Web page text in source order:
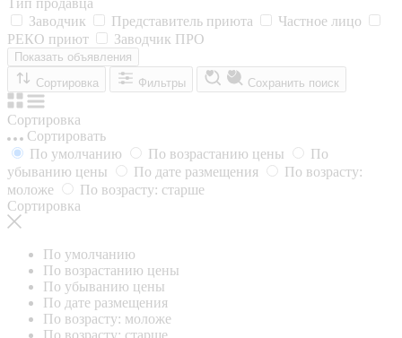
Заводчик
Представитель приюта
Частное лицо
РЕКО приют
Заводчик ПРО
Показать объявления
Сортировка
Фильтры Сохранить поиск
Сортировка
Сортировать
По умолчанию
По возрастанию цены
По
убыванию цены
По дате размещения
По возрасту:
моложе
По возрасту: старше
Сортировка
По умолчанию
По возрастанию цены
По убыванию цены
По дате размещения
По возрасту: моложе
По возрасту: старше